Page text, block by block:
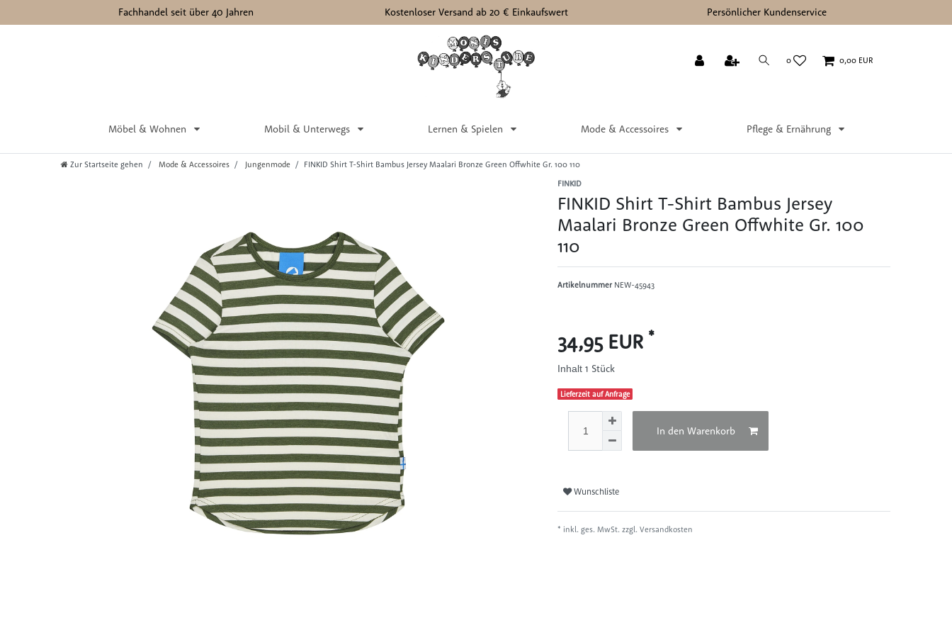
Fachhandel seit über 40 Jahren Kostenloser Versand ab 20 € Einkaufswert Persönlicher Kundenservice
0 0,00 EUR
Möbel & Wohnen Mobil & Unterwegs Lernen & Spielen Mode & Accessoires Pflege & Ernährung
Zur Startseite gehen Mode & Accessoires Jungenmode
FINKID Shirt T-Shirt Bambus Jersey Maalari Bronze Green Offwhite Gr. 100 110
FINKID
FINKID Shirt T-Shirt Bambus Jersey
Maalari Bronze Green Offwhite Gr. 100
110
Artikelnummer NEW-45943
34,95 EUR *
Inhalt 1 Stück
Lieferzeit auf Anfrage
In den Warenkorb
Wunschliste
* inkl. ges. MwSt. zzgl. Versandkosten